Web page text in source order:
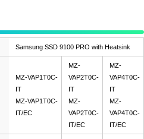
Samsung SSD 9100 PRO with Heatsink
MZ-VAP1T0C-
IT
MZ-VAP1T0C-
IT/EC
MZ-
VAP2T0C-
IT
MZ-
VAP2T0C-
IT/EC
MZ-
VAP4T0C-
IT
MZ-
VAP4T0C-
IT/EC